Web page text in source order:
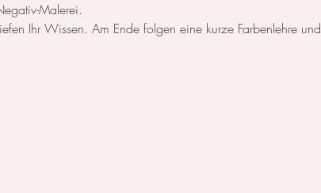
Malerei.
Ihr Wissen. Am Ende folgen eine kurze Farbenlehre und